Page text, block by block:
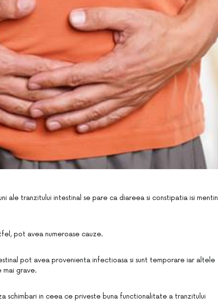
ale tranzitului intestinal se pare ca diareea si constipatia isi mentin
pot avea numeroase cauze.
pot avea provenienta infectioasa si sunt temporare iar altele
mai grave.
schimbari in ceea ce priveste buna functionalitate a tranzitului